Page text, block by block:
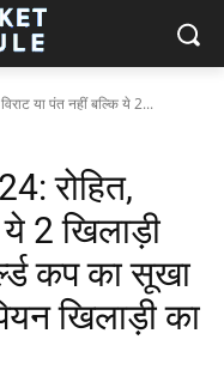
या पंत नहीं बल्कि ये 2...
रोहित,
ये 2 खिलाड़ी
कप का सूखा
खिलाड़ी का